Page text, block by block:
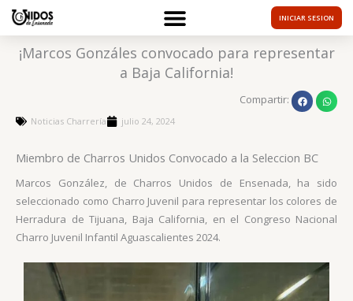
contenido
INICIAR SESION
¡Marcos Gonzáles convocado para representar
a Baja California!
Compartir:
Noticias Charrería julio 24, 2024
Miembro de Charros Unidos Convocado a la Seleccion BC
Marcos González, de Charros Unidos de Ensenada, ha sido
seleccionado como Charro Juvenil para representar los colores de
Herradura de Tijuana, Baja California, en el Congreso Nacional
Charro Juvenil Infantil Aguascalientes 2024.